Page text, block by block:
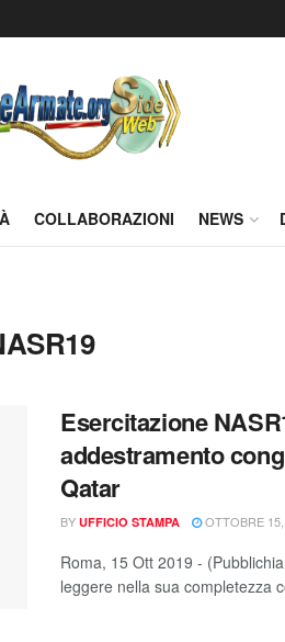
COLLABORAZIONI NEWS
Esercitazione
addestramento
Qatar
BY UFFICIO STAMPA OTTOBRE
Roma, 15 Ott 2019 -
leggere nella sua completezza